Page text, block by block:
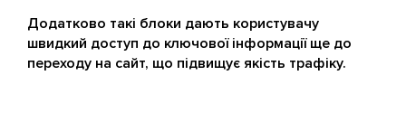
Додатково такі блоки дають користувачу
швидкий доступ до ключової інформації ще до
переходу на сайт, що підвищує якість трафіку.